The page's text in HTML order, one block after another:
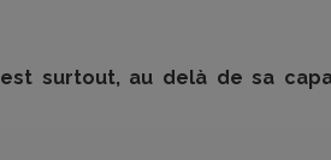
surtout, au delà de sa